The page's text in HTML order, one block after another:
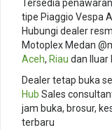
Tersedia penawaran
tipe Piaggio Vespa
Hubungi dealer
Motoplex Medan
Aceh, Riau dan lluar
Dealer tetap buka
Hub Sales
jam buka, brosur,
terbaru